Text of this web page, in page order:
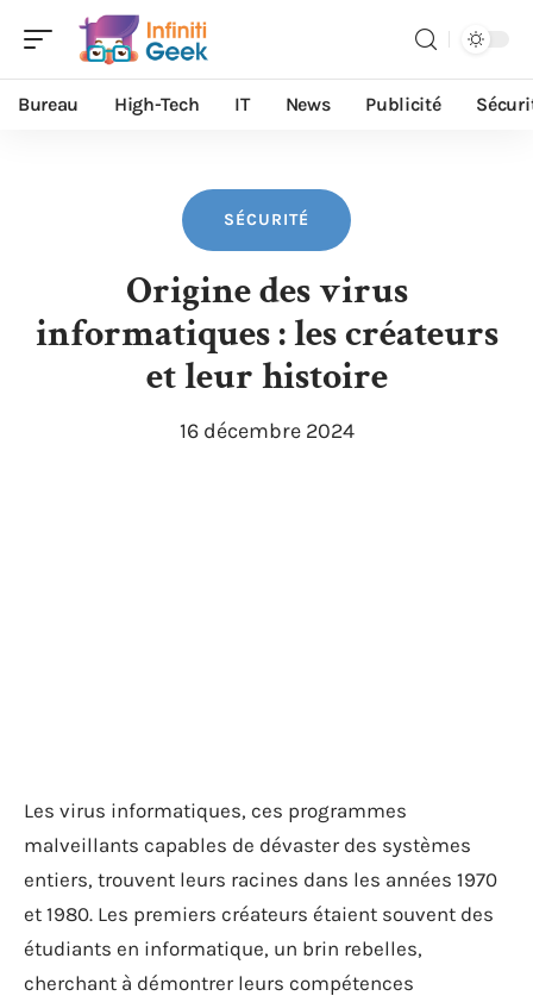
Bureau High-Tech IT News Publicité
SÉCURITÉ
Origine des virus
informatiques : les créateurs
et leur histoire
16 décembre 2024
Les virus informatiques, ces programmes
malveillants capables de dévaster des systèmes
entiers, trouvent leurs racines dans les années 1970
et 1980. Les premiers créateurs étaient souvent des
étudiants en informatique, un brin rebelles,
cherchant à démontrer leurs compétences